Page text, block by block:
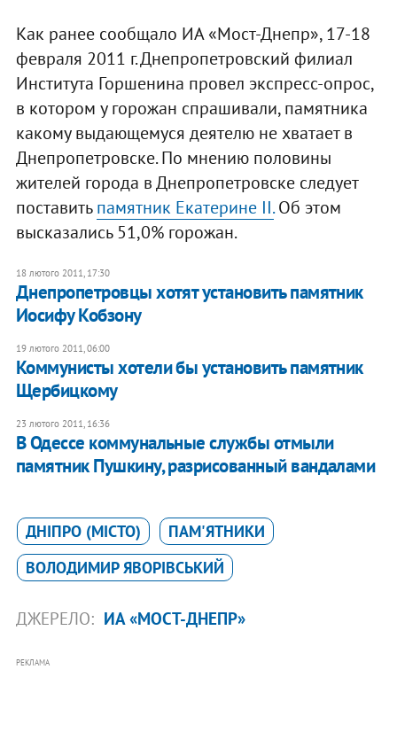
Как ранее сообщало ИА «Мост-Днепр», 17-18
февраля 2011 г. Днепропетровский филиал
Института Горшенина провел экспресс-опрос,
в котором у горожан спрашивали, памятника
какому выдающемуся деятелю не хватает в
Днепропетровске. По мнению половины
жителей города в Днепропетровске следует
поставитьпамятник Екатерине II.Об этом
высказались 51,0% горожан.
18 лютого 2011, 17:30
Днепропетровцы хотят установить памятник
Иосифу Кобзону
19 лютого 2011, 06:00
Коммунисты хотели бы установить памятник
Щербицкому
23 лютого 2011, 16:36
В Одессе коммунальные службы отмыли
памятник Пушкину, разрисованный вандалами
ДНІПРО (МІСТО)
ПАМ'ЯТНИКИ
ВОЛОДИМИР ЯВОРІВСЬКИЙ
ДЖЕРЕЛО: ИА «МОСТ-ДНЕПР»
РЕКЛАМА